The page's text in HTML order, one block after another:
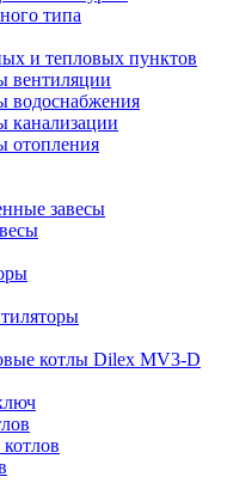
типа
и тепловых пунктов
вентиляции
водоснабжения
канализации
отопления
завесы
котлы Dilex MV3-D